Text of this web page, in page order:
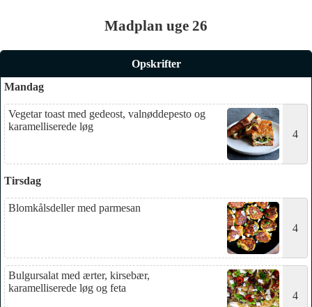
Madplan uge 26
Opskrifter
Mandag
Vegetar toast med gedeost, valnøddepesto og
karamelliserede løg
4
Tirsdag
Blomkålsdeller med parmesan
4
Bulgursalat med ærter, kirsebær,
karamelliserede løg og feta
4